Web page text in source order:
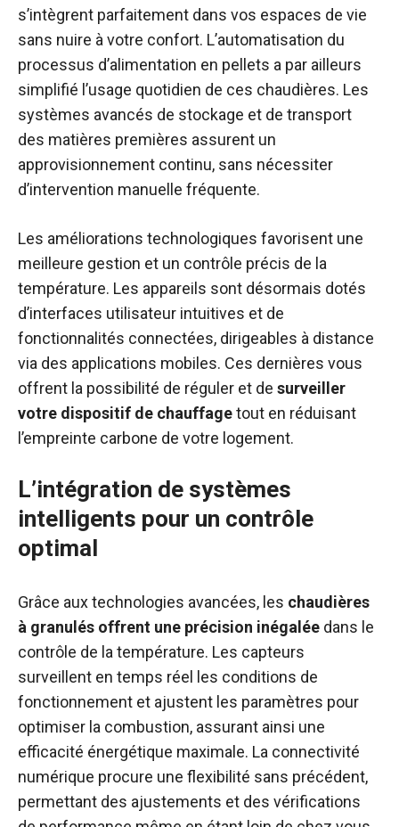
s’intègrent parfaitement dans vos espaces de vie
sans nuire à votre confort. L’automatisation du
processus d’alimentation en pellets a par ailleurs
simplifié l’usage quotidien de ces chaudières. Les
systèmes avancés de stockage et de transport
des matières premières assurent un
approvisionnement continu, sans nécessiter
d’intervention manuelle fréquente.
Les améliorations technologiques favorisent une
meilleure gestion et un contrôle précis de la
température. Les appareils sont désormais dotés
d’interfaces utilisateur intuitives et de
fonctionnalités connectées, dirigeables à distance
via des applications mobiles. Ces dernières vous
offrent la possibilité de réguler et de surveiller
votre dispositif de chauffagetout en réduisant
l’empreinte carbone de votre logement.
L’intégration de systèmes
intelligents pour un contrôle
optimal
Grâce aux technologies avancées, les chaudières
à granulés offrent une précision inégalée dans le
contrôle de la température. Les capteurs
surveillent en temps réel les conditions de
fonctionnement et ajustent les paramètres pour
optimiser la combustion, assurant ainsi une
efficacité énergétique maximale. La connectivité
numérique procure une flexibilité sans précédent,
permettant des ajustements et des vérifications